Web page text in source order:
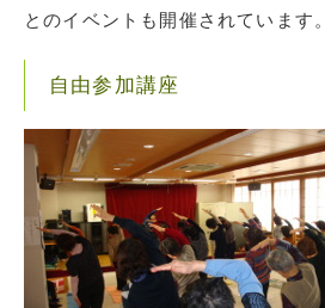
とのイベントも開催されています。
自由参加講座